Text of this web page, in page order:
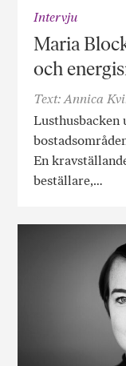
Intervju
Maria
och
Text: Annica
Lusthusbacken
En
beställare,…